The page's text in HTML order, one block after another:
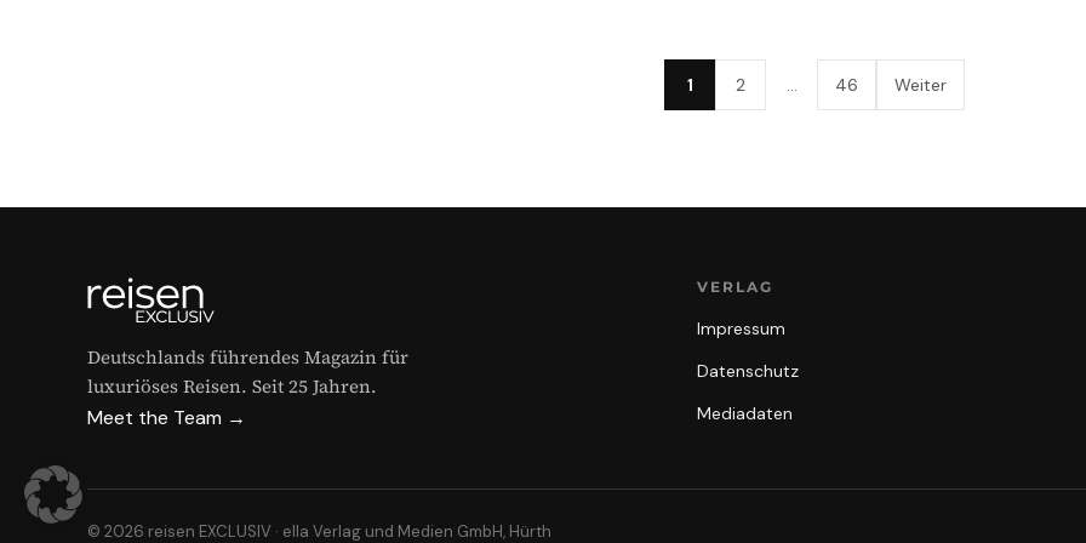
1 2 46 Weiter
Deutschlands führendes Magazin für
luxuriöses Reisen. Seit 25 Jahren.
Meet the Team →
VERLAG
Impressum
Datenschutz
Mediadaten
© 2026 reisen EXCLUSIV · ella Verlag und Medien GmbH, Hürth